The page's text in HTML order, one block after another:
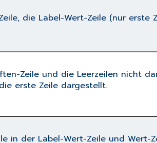
die Label-Wert-Zeile (nur erste
Zeile und die Leerzeilen nicht
erste Zeile dargestellt.
in der Label-Wert-Zeile und Wert-